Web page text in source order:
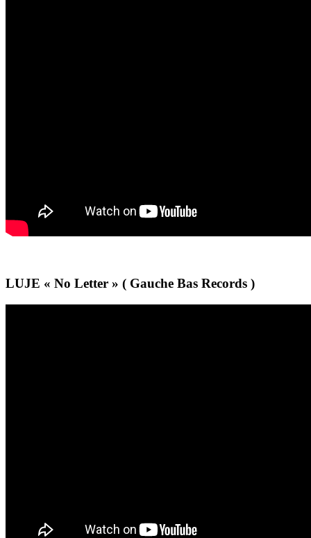
LUJE « No Letter » ( Gauche Bas Records )